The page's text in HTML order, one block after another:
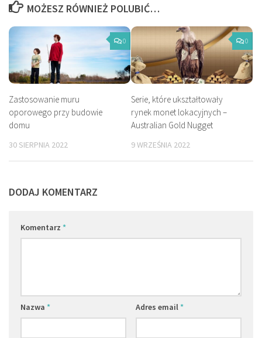
MOŻESZ RÓWNIEŻ POLUBIĆ…
0
Zastosowanie muru
oporowego przy budowie
domu
30 SIERPNIA 2022
0
Serie, które ukształtowały
rynek monet lokacyjnych –
Australian Gold Nugget
9 WRZEŚNIA 2022
DODAJ KOMENTARZ
Komentarz *
Nazwa * Adres email *